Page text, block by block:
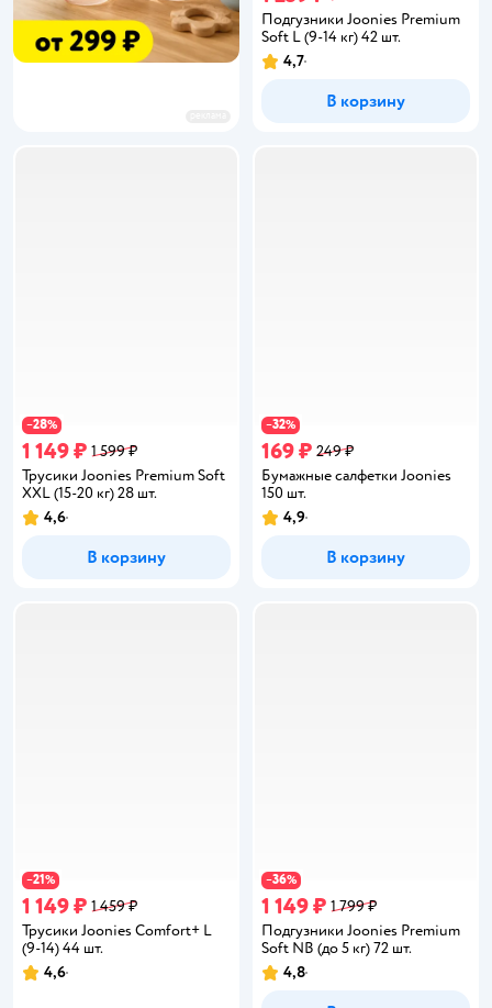
Подгузники Joonies Premium
Soft L (9-14 кг) 42 шт.
Рейтинг:
4,7
В корзину
−28%
1 149 ₽ 1 599 ₽
Трусики Joonies Premium Soft
XXL (15-20 кг) 28 шт.
Рейтинг:
4,6
В корзину
−32%
169 ₽ 249 ₽
Бумажные салфетки Joonies
150 шт.
Рейтинг:
4,9
В корзину
−21%
1 149 ₽ 1 459 ₽
Трусики Joonies Comfort+ L
(9-14) 44 шт.
Рейтинг:
4,6
−36%
1 149 ₽ 1 799 ₽
Подгузники Joonies Premium
Soft NB (до 5 кг) 72 шт.
Рейтинг:
4,8